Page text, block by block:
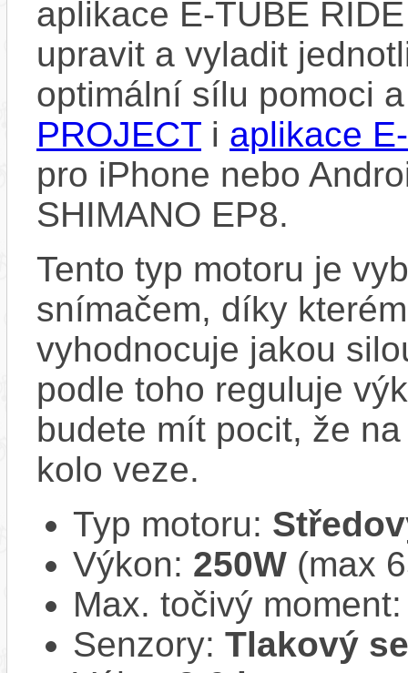
aplikace E-TUBE
upravit a vyladit
optimální sílu pomoci
PROJECT i aplikace
pro iPhone nebo
SHIMANO EP8.
Tento typ motoru je
snímačem, díky
vyhodnocuje jakou
podle toho reguluje
budete mít pocit, že
kolo veze.
Typ motoru:
Výkon: 250W (max
Max. točivý
Senzory: Tlakový